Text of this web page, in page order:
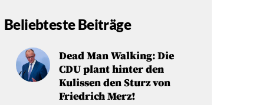
Beliebteste Beiträge
Dead Man Walking: Die
CDU plant hinter den
Kulissen den Sturz von
Friedrich Merz!